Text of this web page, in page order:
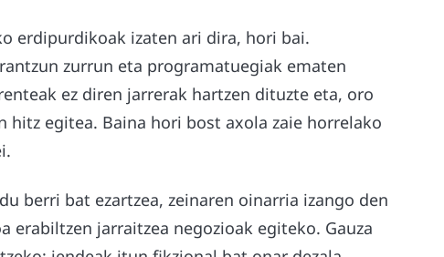
erdipurdikoak izaten ari dira, hori bai.
zurrun eta programatuegiak ematen
ez diren jarrerak hartzen dituzte eta, oro
hitz egitea. Baina hori bost axola zaie horrelako
berri bat ezartzea, zeinaren oinarria izango den
erabiltzen jarraitzea negozioak egiteko. Gauza